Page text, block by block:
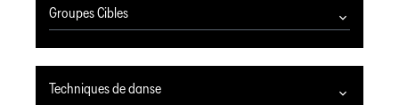
Groupes Cibles
Techniques de danse